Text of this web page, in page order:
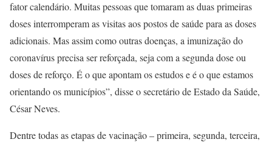
fator calendário. Muitas pessoas que tomaram as duas primeiras
doses interromperam as visitas aos postos de saúde para as doses
adicionais. Mas assim como outras doenças, a imunização do
coronavírus precisa ser reforçada, seja com a segunda dose ou
doses de reforço. É o que apontam os estudos e é o que estamos
orientando os municípios”, disse o secretário de Estado da Saúde,
César Neves.
Dentre todas as etapas de vacinação – primeira, segunda, terceira,